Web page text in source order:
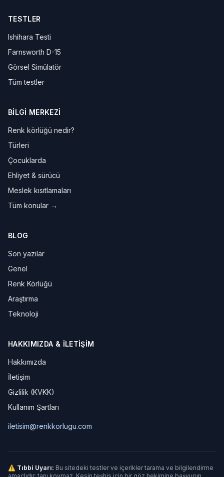
TESTLER
Ishihara Testi
Farnsworth D-15
Görsel Simülatör
Tüm testler
BILGI MERKEZI
Renk körlüğü nedir?
Türleri
Çocuklarda
Ehliyet & sürücü
Meslek kısıtlamaları
Tüm konular →
BLOG
Son yazılar
Genel
Renk Körlüğü
Araştırma
Teknoloji
HAKKIMIZDA & İLETIŞIM
Hakkımızda
İletişim
Gizlilik (KVKK)
Kullanım Şartları
iletisim@renkkorlugu.com
⚠ Tıbbi Uyarı: Bu sitedeki testler ve içerikler tarama ve bilgilendirme